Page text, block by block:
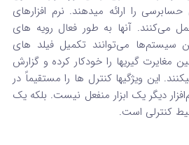
را ارائه میدهند. نرم‌ افزارهای
می‌کنند. آنها به طور فعال رویه‌ های
سیستم‌ها می‌توانند تکمیل فیلد های
مغایرت‌ گیریها را خودکار کرده و گزارش‌
این ویژگیها کنترل ها را مستقیماً در
دیگر یک ابزار منفعل نیست. بلکه یک
کنترلی است.